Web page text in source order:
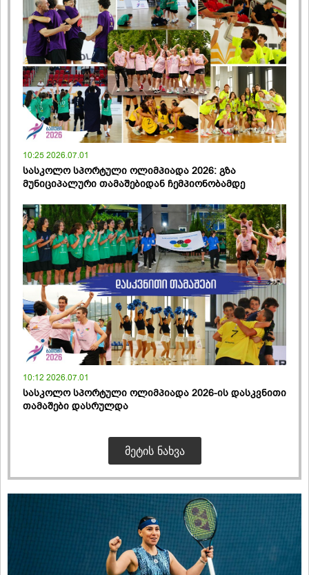
10:25 2026.07.01
სასკოლო სპორტული ოლიმპიადა 2026: გზა
მუნიციპალური თამაშებიდან ჩემპიონობამდე
10:12 2026.07.01
სასკოლო სპორტული ოლიმპიადა 2026-ის დასკვნითი
თამაშები დასრულდა
ᲛᲔᲢᲘᲡ ᲜᲐᲮᲕᲐ